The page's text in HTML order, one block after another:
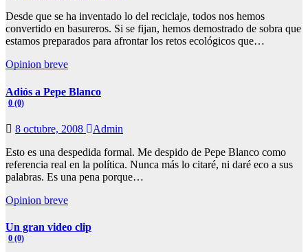
Desde que se ha inventado lo del reciclaje, todos nos hemos
convertido en basureros. Si se fijan, hemos demostrado de sobra que
estamos preparados para afrontar los retos ecológicos que…
Opinion breve
Adiós a Pepe Blanco
0 (0)
8 octubre, 2008
Admin
Esto es una despedida formal. Me despido de Pepe Blanco como
referencia real en la política. Nunca más lo citaré, ni daré eco a sus
palabras. Es una pena porque…
Opinion breve
Un gran video clip
0 (0)